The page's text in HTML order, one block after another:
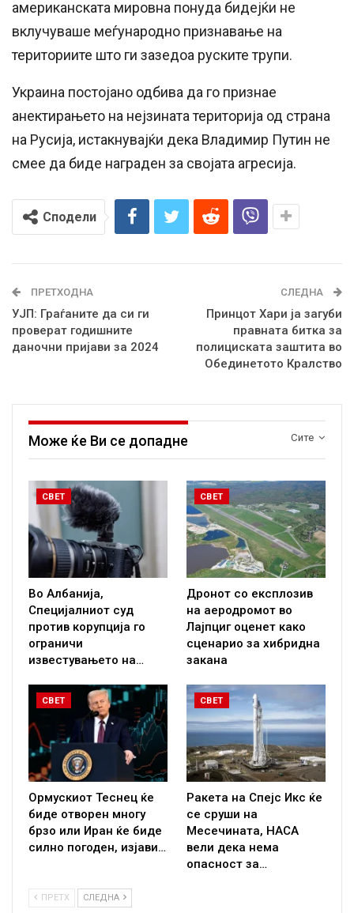
американската мировна понуда бидејќи не
вклучуваше меѓународно признавање на
териториите што ги зазедоа руските трупи.
Украина постојано одбива да го признае
анектирањето на нејзината територија од страна
на Русија, истакнувајќи дека Владимир Путин не
смее да биде награден за својата агресија.
Сподели
ПРЕТХОДНА
УЈП: Граѓаните да си ги
проверат годишните
даночни пријави за 2024
СЛЕДНА
Принцот Хари ја загуби
правната битка за
полициската заштита во
Обединетото Кралство
Сите
Може ќе Ви се допадне
СВЕТ
Во Албанија,
Специјалниот суд
против корупција го
ограничи
известувањето на…
СВЕТ
Дронот со експлозив
на аеродромот во
Лајпциг оценет како
сценарио за хибридна
закана
СВЕТ
Ормускиот Теснец ќе
биде отворен многу
брзо или Иран ќе биде
силно погоден, изјави…
СВЕТ
Ракета на Спејс Икс ќе
се сруши на
Месечината, НАСА
вели дека нема
опасност за…
ПРЕТХ СЛЕДНА